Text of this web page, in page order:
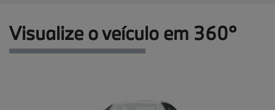
Visualize o veículo em 360°